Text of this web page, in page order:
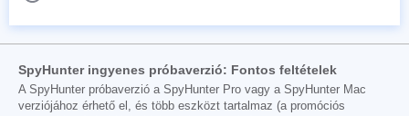
SpyHunter ingyenes próbaverzió: Fontos feltételek
A SpyHunter próbaverzió a SpyHunter Pro vagy a SpyHunter Mac
verziójához érhető el, és több eszközt tartalmaz (a promóciós